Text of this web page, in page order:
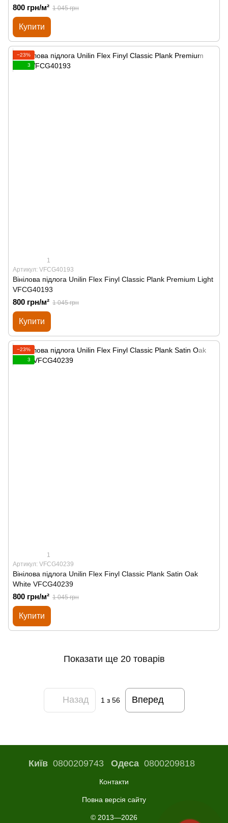
800 грн/м² 1 045 грн
Купити
−23%
3
1
Артикул: VFCG40193
Вінілова підлога Unilin Flex Finyl Classic Plank Premium Light
VFCG40193
800 грн/м² 1 045 грн
Купити
−23%
3
1
Артикул: VFCG40239
Вінілова підлога Unilin Flex Finyl Classic Plank Satin Oak
White VFCG40239
800 грн/м² 1 045 грн
Купити
Показати ще 20 товарів
Назад 1 з 56 Вперед
Київ0800209743 Одеса0800209818
Контакти
Повна версія сайту
© 2013—2026